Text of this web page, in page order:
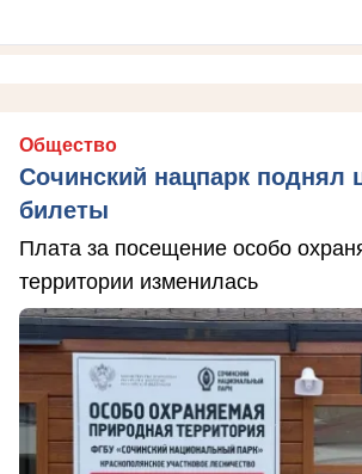
Общество
Сочинский нацпарк поднял
билеты
Плата за посещение особо
территории изменилась